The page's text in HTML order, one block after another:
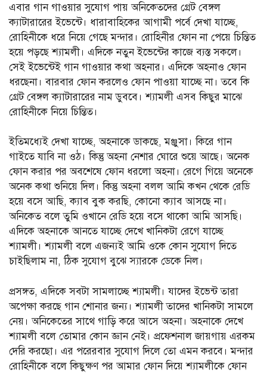
এবার গান গাওয়ার সুযোগ পায় অনিকেতদের গ্রেট বেঙ্গল
ক্যাটারারের ইভেন্টে। ধারাবাহিকের আগামী পর্বে দেখা যাচ্ছে,
রোহিনীকে ধরে নিয়ে গেছে মন্দার। রোহিনীর ফোন না পেয়ে চিন্তিত
হয়ে পড়ছে শ্যামলী। এদিকে নতুন ইভেন্টের কাজে ব্যস্ত সকলে।
সেই ইভেন্টেই গান গাওয়ার কথা অহনার। এদিকে অহনাও ফোন
ধরছেনা। বারবার ফোন করলেও ফোন পাওয়া যাচ্ছে না। তবে কি
গ্রেট বেঙ্গল ক্যাটারারের নাম ডুববে। শ্যামলী এসব কিছুর মাঝে
রোহিনীকে নিয়ে চিন্তিত।
ইতিমধ্যেই দেখা যাচ্ছে, অহনাকে ডাকছে, মঞ্জুসা। কিরে গান
গাইতে যাবি না ওঠ। কিন্তু অহনা নেশার ঘোরে শুয়ে আছে। অনেক
ফোন করার পর অবশেষে ফোন ধরলো অহনা।‌ রেগে গিয়ে অনেকে
অনেক কথা শুনিয়ে দিল। কিন্তু অহনা বলল আমি কখন থেকে রেডি
হয়ে বসে আছি, ক্যাব বুক করছি, কোনো ক্যাব আসছে না।
অনিকেত বলে তুমি ওখানে রেডি হয়ে বসে থাকো আমি আসছি।
এদিকে অহনাকে আনতে যাচ্ছে দেখে খানিকটা রেগে যাচ্ছে
শ্যামলী। শ্যামলী বলে এজন্যই আমি ওকে কোন সুযোগ দিতে
চাইছিলাম না, ঠিক সুযোগ বুঝে স্যারকে ডেকে নিল।
প্রসঙ্গত, এদিকে সবটা সামলাচ্ছে শ্যামলী। যাদের ইভেন্ট তারা
অপেক্ষা করছে গান শোনার জন্য। শ্যামলী তাদের খানিকটা সামলে
নেয়। অনিকেতের সাথে গাড়ি করে আসে অহনা। অহনাকে দেখে
শ্যামলী বলে তোমার কোন জ্ঞান নেই। প্রফেশনাল জায়গায় এরকম
দেরি করছো। এর পরেরবার সুযোগ দিলে তো এমন করবে। ‌মন্দার
রোহিনীকে বলে কিছুক্ষণ পর আমার ফোন দিয়ে শ্যামলীকে ফোন